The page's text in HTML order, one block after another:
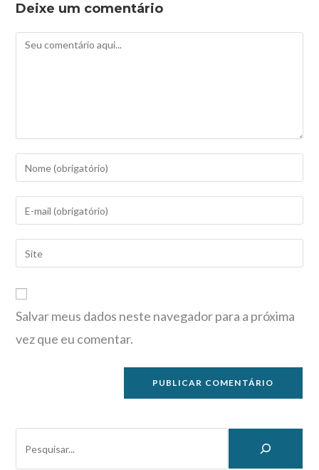
Deixe um comentário
Salvar meus dados neste navegador para a próxima
vez que eu comentar.